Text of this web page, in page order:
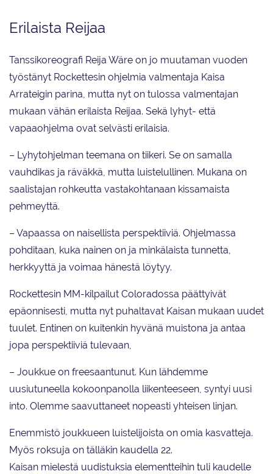
Erilaista Reijaa
Tanssikoreografi Reija Wäre on jo muutaman vuoden
työstänyt Rockettesin ohjelmia valmentaja Kaisa
Arrateigin parina, mutta nyt on tulossa valmentajan
mukaan vähän erilaista Reijaa. Sekä lyhyt- että
vapaaohjelma ovat selvästi erilaisia.
– Lyhytohjelman teemana on tiikeri. Se on samalla
vauhdikas ja räväkkä, mutta luistelullinen. Mukana on
saalistajan rohkeutta vastakohtanaan kissamaista
pehmeyttä.
– Vapaassa on naisellista perspektiiviä. Ohjelmassa
pohditaan, kuka nainen on ja minkälaista tunnetta,
herkkyyttä ja voimaa hänestä löytyy.
Rockettesin MM-kilpailut Coloradossa päättyivät
epäonnisesti, mutta nyt puhaltavat Kaisan mukaan uudet
tuulet. Entinen on kuitenkin hyvänä muistona ja antaa
jopa perspektiiviä tulevaan,
– Joukkue on freesaantunut. Kun lähdemme
uusiutuneella kokoonpanolla liikenteeseen, syntyi uusi
into. Olemme saavuttaneet nopeasti yhteisen linjan.
Enemmistö joukkueen luistelijoista on omia kasvatteja.
Myös roksuja on tälläkin kaudella 22.
Kaisan mielestä uudistuksia elementteihin tuli kaudelle